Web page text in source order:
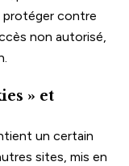
protéger contre
non autorisé,
» et
un certain
sites, mis en